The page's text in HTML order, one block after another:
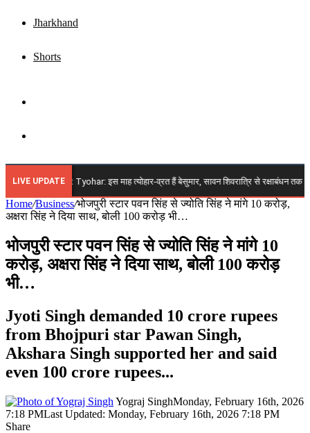
Jharkhand
Shorts
for
LIVE UPDATE
2026 Vrat Tyohar: इस माह त्योहार-व्रत हैं बेसुमार, सावन शिवरात्रि से रक्षाबंधन तक अगस्त में
Home/Business/भोजपुरी स्टार पवन सिंह से ज्योति सिंह ने मांगे 10 करोड़,
अक्षरा सिंह ने दिया साथ, बोली 100 करोड़ भी…
भोजपुरी स्टार पवन सिंह से ज्योति सिंह ने मांगे 10
करोड़, अक्षरा सिंह ने दिया साथ, बोली 100 करोड़
भी…
Jyoti Singh demanded 10 crore rupees
from Bhojpuri star Pawan Singh,
Akshara Singh supported her and said
even 100 crore rupees...
Yograj SinghMonday, February 16th, 2026
7:18 PMLast Updated: Monday, February 16th, 2026 7:18 PM
Share